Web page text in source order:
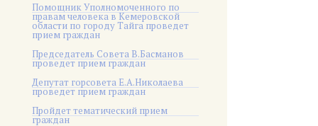
Помощник Уполномоченного по
правам человека в Кемеровской
области по городу Тайга проведет
прием граждан
Председатель Совета В.Басманов
проведет прием граждан
Депутат горсовета Е.А.Николаева
проведет прием граждан
Пройдет тематический прием
граждан